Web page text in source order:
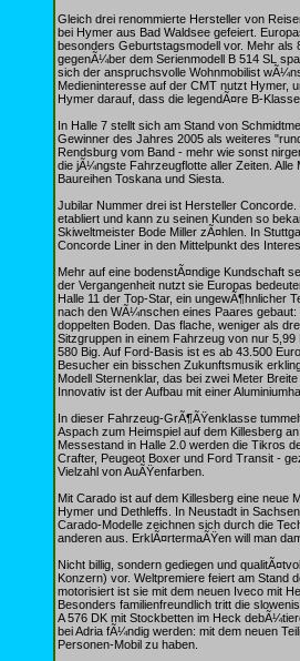
Gleich drei renommierte Hersteller von
bei Hymer aus Bad Waldsee gefeiert.
besonders Geburtstagsmodell vor. Mehr als
gegenÃ¼ber dem Serienmodell B 514 SL
sich der anspruchsvolle Wohnmobilist
Medieninteresse auf der CMT nutzt Hymer,
Hymer darauf, dass die legendÃ¤re B-
In Halle 7 stellt sich am Stand von
Gewinner des Jahres 2005 als weiteres
Rendsburg vom Band - mehr wie sonst
die jÃ¼ngste Fahrzeugflotte aller Zeiten.
Baureihen Toskana und Siesta.
Jubilar Nummer drei ist Hersteller
etabliert und kann zu seinen Kunden so
Skiweltmeister Bode Miller zÃ¤hlen. In
Concorde Liner in den Mittelpunkt des
Mehr auf eine bodenstÃ¤ndige Kundschaft
der Vergangenheit nutzt sie Europas
Halle 11 der Top-Star, ein ungewÃ¶hnlicher
nach den WÃ¼nschen eines Paares
doppelten Boden. Das flache, weniger als
Sitzgruppen in einem Fahrzeug von nur
580 Big. Auf Ford-Basis ist es ab 43.500
Besucher ein bisschen Zukunftsmusik
Modell Sternenklar, das bei zwei Meter
Innovativ ist der Aufbau mit einer
In dieser Fahrzeug-GrÃ¶ÃŸenklasse
Aspach zum Heimspiel auf dem Killesberg
Messestand in Halle 2.0 werden die Tikros
Crafter, Peugeot Boxer und Ford Transit -
Vielzahl von AuÃŸenfarben.
Mit Carado ist auf dem Killesberg eine neue
Hymer und Dethleffs. In Neustadt in
Carado-Modelle zeichnen sich durch die
anderen aus. ErklÃ¤rtermaÃŸen will man
Nicht billig, sondern gediegen und
Konzern) vor. Weltpremiere feiert am Stand
motorisiert ist sie mit dem neuen Iveco mit
Besonders familienfreundlich tritt die
A 576 DK mit Stockbetten im Heck
bei Adria fÃ¼ndig werden: mit dem neuen
Personen-Mobil zu haben.